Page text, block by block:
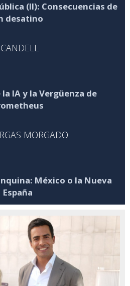
(II): Consecuencias de
desatino
la IA y la Vergüenza de
MORGADO
México o la Nueva
España